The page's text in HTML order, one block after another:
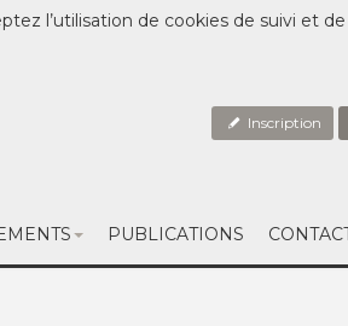
l’utilisation de cookies de suivi et
Inscription
PUBLICATIONS